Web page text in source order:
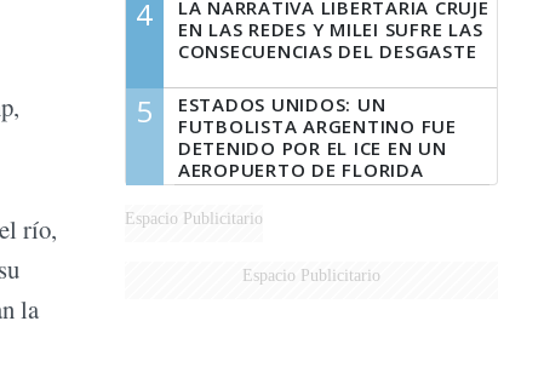
río,
la
4
LA NARRATIVA LIBERTARIA CRUJE
EN LAS REDES Y MILEI SUFRE LAS
CONSECUENCIAS DEL DESGASTE
5
ESTADOS UNIDOS: UN
FUTBOLISTA ARGENTINO FUE
DETENIDO POR EL ICE EN UN
AEROPUERTO DE FLORIDA
Espacio Publicitario
Espacio Publicitario